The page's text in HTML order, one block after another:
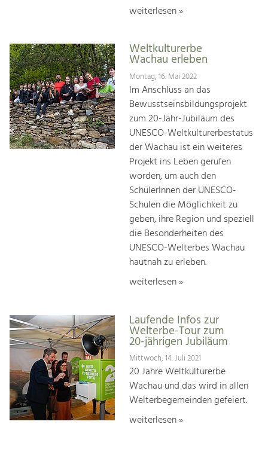
weiterlesen »
Weltkulturerbe
Wachau erleben
Montag, 16. Mai 2022
Im Anschluss an das
Bewusstseinsbildungsprojekt
zum 20-Jahr-Jubiläum des
UNESCO-Weltkulturerbestatus
der Wachau ist ein weiteres
Projekt ins Leben gerufen
worden, um auch den
SchülerInnen der UNESCO-
Schulen die Möglichkeit zu
geben, ihre Region und speziell
die Besonderheiten des
UNESCO-Welterbes Wachau
hautnah zu erleben.
weiterlesen »
Laufende Infos zur
Welterbe-Tour zum
20-jährigen Jubiläum
Mittwoch, 14. Juli 2021
20 Jahre Weltkulturerbe
Wachau und das wird in allen
Welterbegemeinden gefeiert.
weiterlesen »